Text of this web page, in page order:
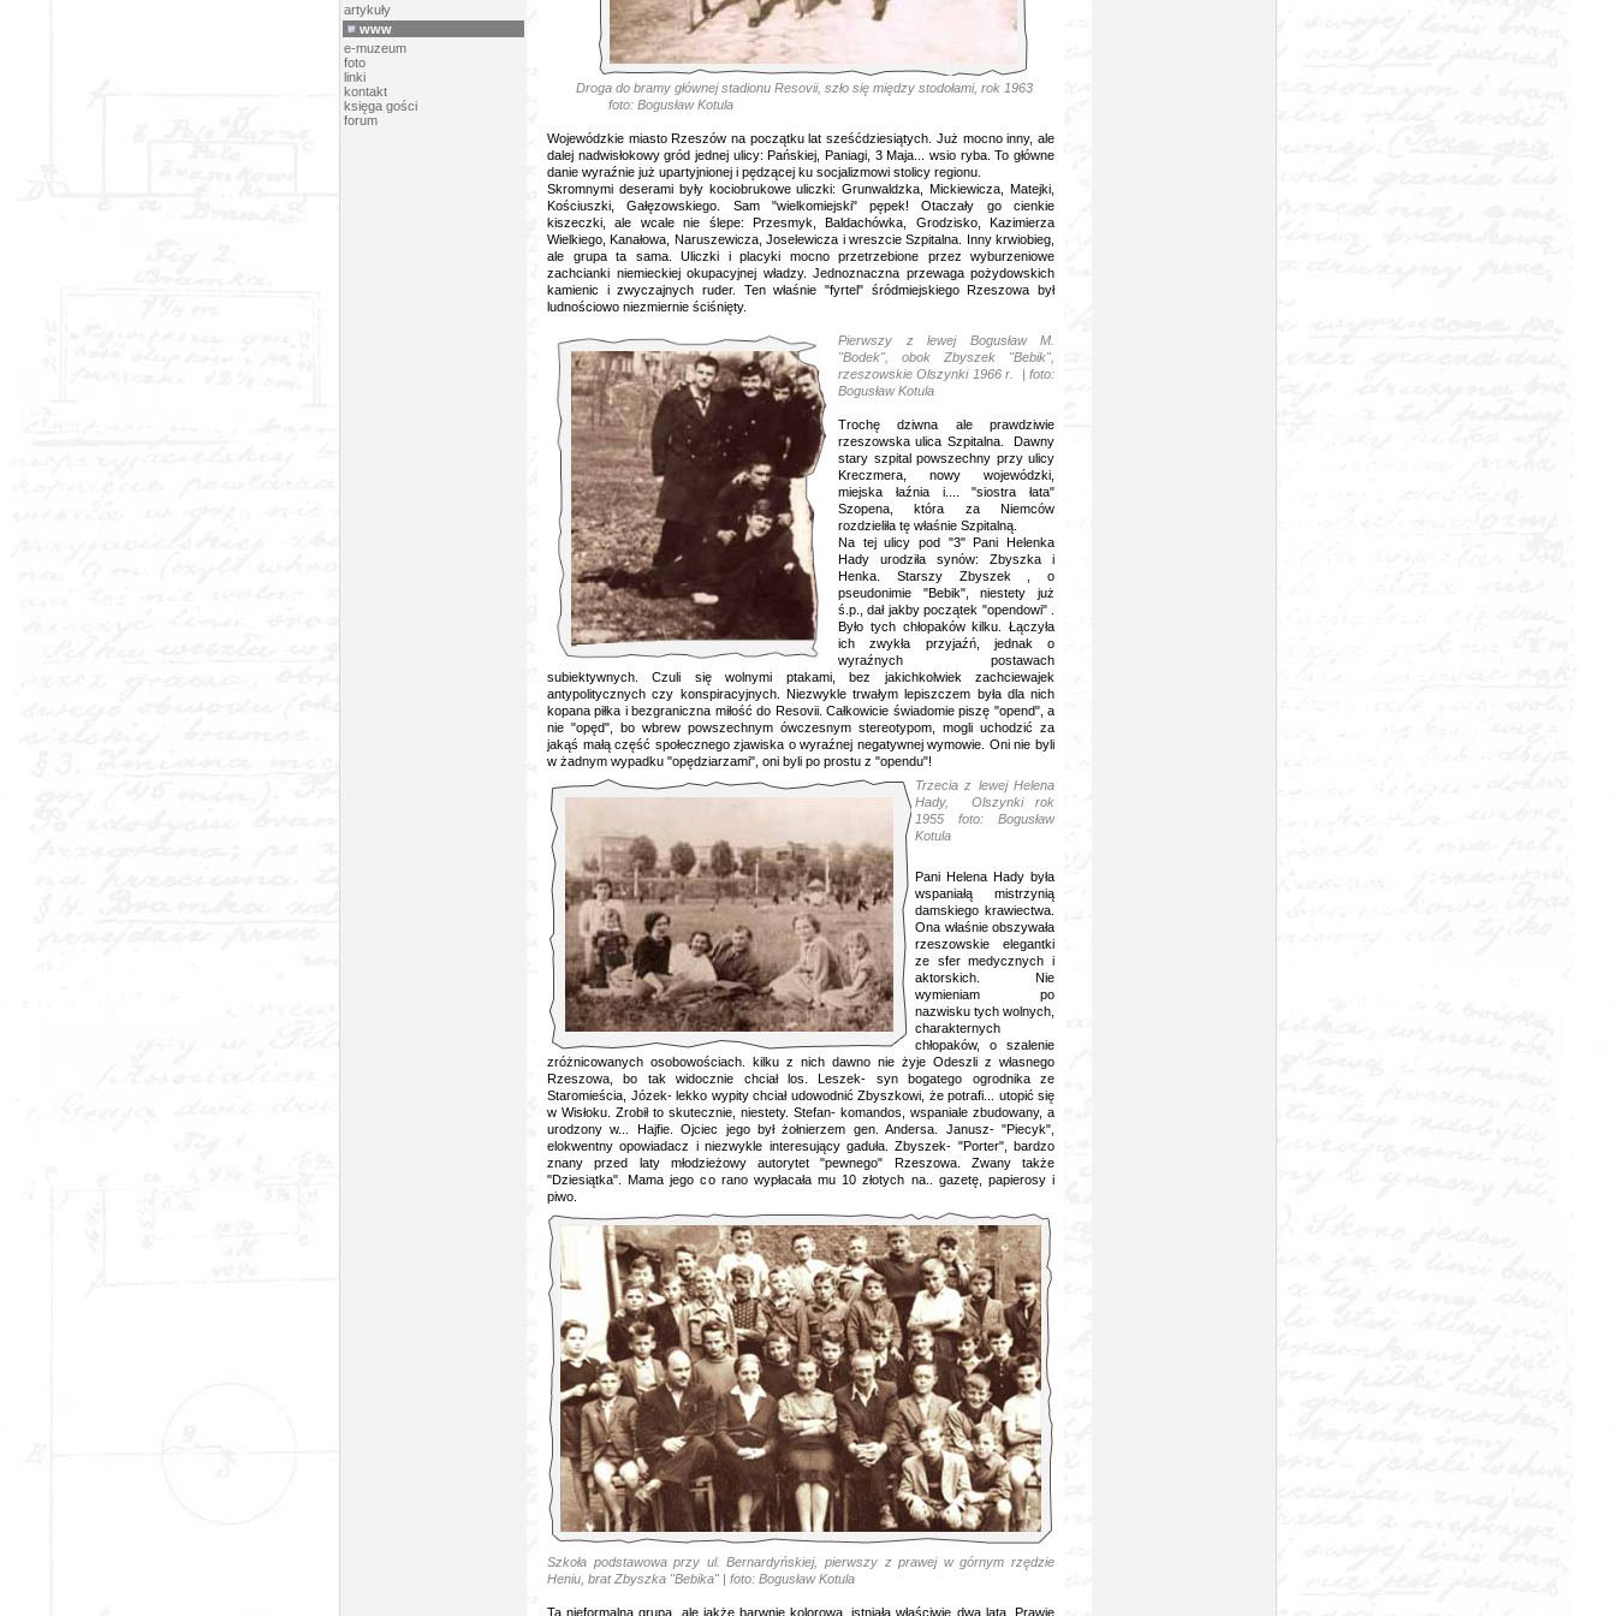
artykuły
www
e-muzeum
foto
linki
kontakt
księga gości
forum
Droga do bramy głównej stadionu Resovii, szło się między stodołami, rok 1963
foto: Bogusław Kotula
Wojewódzkie miasto Rzeszów na początku lat sześćdziesiątych. Już mocno inny, ale
dalej nadwisłokowy gród jednej ulicy: Pańskiej, Paniagi, 3 Maja... wsio ryba. To główne
danie wyraźnie już upartyjnionej i pędzącej ku socjalizmowi stolicy regionu.
Skromnymi deserami były kociobrukowe uliczki: Grunwaldzka, Mickiewicza, Matejki,
Kościuszki, Gałęzowskiego. Sam "wielkomiejski" pępek! Otaczały go cienkie
kiszeczki, ale wcale nie ślepe: Przesmyk, Baldachówka, Grodzisko, Kazimierza
Wielkiego, Kanałowa, Naruszewicza, Joselewicza i wreszcie Szpitalna. Inny krwiobieg,
ale grupa ta sama. Uliczki i placyki mocno przetrzebione przez wyburzeniowe
zachcianki niemieckiej okupacyjnej władzy. Jednoznaczna przewaga pożydowskich
kamienic i zwyczajnych ruder. Ten właśnie "fyrtel" śródmiejskiego Rzeszowa był
ludnościowo niezmiernie ściśnięty.
Pierwszy z lewej Bogusław M.
"Bodek", obok Zbyszek "Bebik",
rzeszowskie Olszynki 1966 r. | foto:
Bogusław Kotula
Trochę dziwna ale prawdziwie
rzeszowska ulica Szpitalna. Dawny
stary szpital powszechny przy ulicy
Kreczmera, nowy wojewódzki,
miejska łaźnia i.... "siostra łata"
Szopena, która za Niemców
rozdzieliła tę właśnie Szpitalną.
Na tej ulicy pod "3" Pani Helenka
Hady urodziła synów: Zbyszka i
Henka. Starszy Zbyszek , o
pseudonimie "Bebik", niestety już
ś.p., dał jakby początek "opendowi" .
Było tych chłopaków kilku. Łączyła
ich zwykła przyjaźń, jednak o
wyraźnych postawach
subiektywnych. Czuli się wolnymi ptakami, bez jakichkolwiek zachciewajek
antypolitycznych czy konspiracyjnych. Niezwykle trwałym lepiszczem była dla nich
kopana piłka i bezgraniczna miłość do Resovii. Całkowicie świadomie piszę "opend", a
nie "opęd", bo wbrew powszechnym ówczesnym stereotypom, mogli uchodzić za
jakąś małą część społecznego zjawiska o wyraźnej negatywnej wymowie. Oni nie byli
w żadnym wypadku "opędziarzami", oni byli po prostu z "opendu"!
Trzecia z lewej Helena
Hady, Olszynki rok
1955 foto: Bogusław
Kotula
Pani Helena Hady była
wspaniałą mistrzynią
damskiego krawiectwa.
Ona właśnie obszywała
rzeszowskie elegantki
ze sfer medycznych i
aktorskich. Nie
wymieniam po
nazwisku tych wolnych,
charakternych
chłopaków, o szalenie
zróżnicowanych osobowościach. kilku z nich dawno nie żyje Odeszli z własnego
Rzeszowa, bo tak widocznie chciał los. Leszek- syn bogatego ogrodnika ze
Staromieścia, Józek- lekko wypity chciał udowodnić Zbyszkowi, że potrafi... utopić się
w Wisłoku. Zrobił to skutecznie, niestety. Stefan- komandos, wspaniale zbudowany, a
urodzony w... Hajfie. Ojciec jego był żołnierzem gen. Andersa. Janusz- "Piecyk",
elokwentny opowiadacz i niezwykle interesujący gaduła. Zbyszek- "Porter", bardzo
znany przed laty młodzieżowy autorytet "pewnego" Rzeszowa. Zwany także
"Dziesiątka". Mama jego co rano wypłacała mu 10 złotych na.. gazetę, papierosy i
piwo.
Szkoła podstawowa przy ul. Bernardyńskiej, pierwszy z prawej w górnym rzędzie
Heniu, brat Zbyszka "Bebika" | foto: Bogusław Kotula
Ta nieformalna grupa, ale jakże barwnie kolorowa, istniała właściwie dwa lata. Prawie